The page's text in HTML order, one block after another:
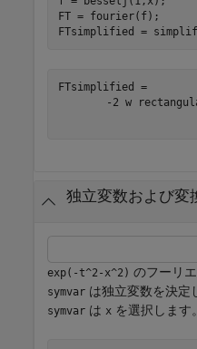
FT = fourier(f);
FTsimplified =
- 2 w
独立変数および変
exp(-t^2-x^2) のフーリ
symvar は独立変数を決定
symvar は x を選択します。